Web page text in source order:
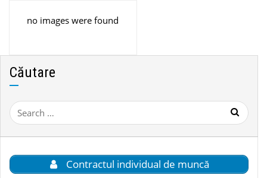
no images were found
Căutare
Search
for:
Contractul individual de muncă